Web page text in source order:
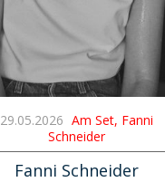
29.05.2026 Am Set, Fanni
Schneider
Fanni Schneider